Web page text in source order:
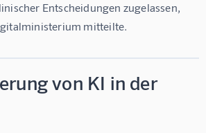
Entscheidungen zugelassen,
mitteilte.
von KI in der